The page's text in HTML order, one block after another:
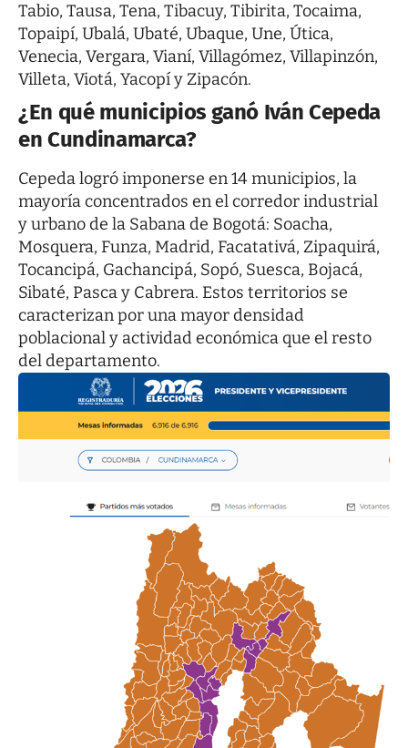
Tabio, Tausa, Tena, Tibacuy, Tibirita, Tocaima,
Topaipí, Ubalá, Ubaté, Ubaque, Une, Útica,
Venecia, Vergara, Vianí, Villagómez, Villapinzón,
Villeta, Viotá, Yacopí y Zipacón.
¿En qué municipios ganó Iván Cepeda
en Cundinamarca?
Cepeda logró imponerse en 14 municipios, la
mayoría concentrados en el corredor industrial
y urbano de la Sabana de Bogotá: Soacha,
Mosquera, Funza, Madrid, Facatativá, Zipaquirá,
Tocancipá, Gachancipá, Sopó, Suesca, Bojacá,
Sibaté, Pasca y Cabrera. Estos territorios se
caracterizan por una mayor densidad
poblacional y actividad económica que el resto
del departamento.